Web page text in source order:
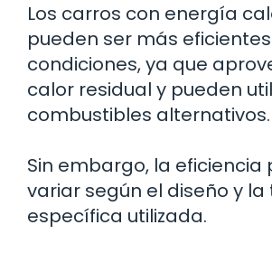
Los carros con energía
pueden ser más
condiciones, ya que
calor residual y pueden
combustibles alternativos.
Sin embargo, la eficiencia
variar según el diseño y
específica utilizada.